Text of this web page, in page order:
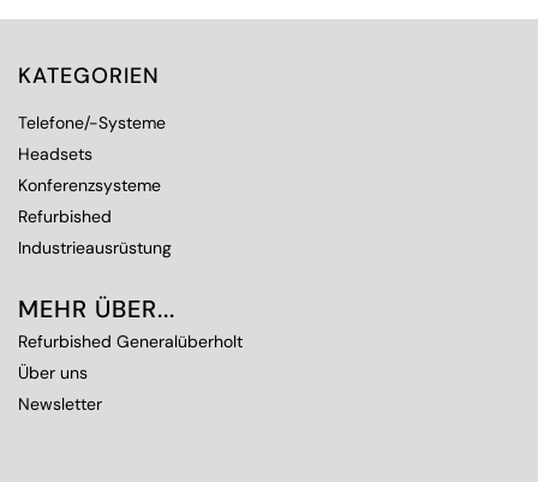
KATEGORIEN
Telefone/-Systeme
Headsets
Konferenzsysteme
Refurbished
Industrieausrüstung
MEHR ÜBER...
Refurbished Generalüberholt
Über uns
Newsletter